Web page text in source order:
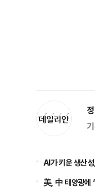
AI가 키운 생산
美, 中 태양광에